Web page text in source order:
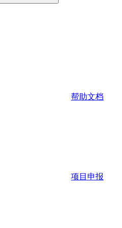
帮助文档
项目申报